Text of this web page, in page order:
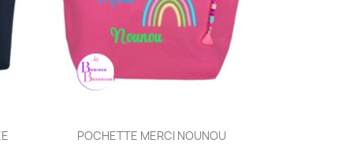
Aperçu rapide
POCHETTE MERCI NOUNOU